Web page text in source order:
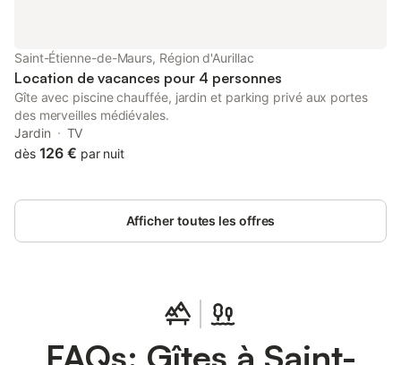
Saint-Étienne-de-Maurs, Région d'Aurillac
Location de vacances pour 4 personnes
Gîte avec piscine chauffée, jardin et parking privé aux portes
des merveilles médiévales.
Jardin
TV
dès 126 € par nuit
Afficher toutes les offres
FAQs: Gîtes à Saint-